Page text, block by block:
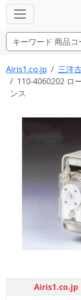
Airis1.co.jp
三洋
110-4060202 ロ
ンス
Airis1.co.jp